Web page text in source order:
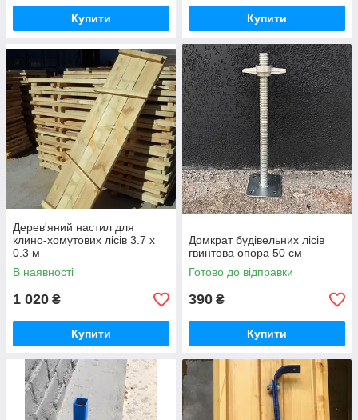
Купити Купити
Дерев'яний настил для
клино-хомутових лісів 3.7 х
0.3 м
В наявності
1 020 ₴
Купити
Домкрат будівельних лісів
гвинтова опора 50 см
Готово до відправки
390 ₴
Купити